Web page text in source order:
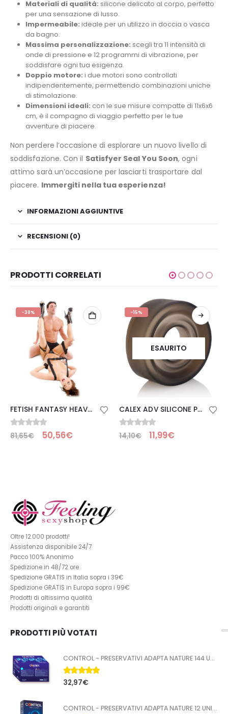
Materiali di qualità: silicone delicato al corpo, perfetto
per una sensazione di lusso.
Impermeabile: ideale per un utilizzo in doccia o vasca
da bagno.
Massima personalizzazione: scegli tra 11 intensità di
onde di pressione e 12 programmi di vibrazione, per
soddisfare ogni tua esigenza.
Doppio motore: i due motori sono controllati
indipendentemente, permettendo combinazioni uniche
di stimolazione.
Dimensioni ideali: con le sue misure compatte di 11x6x6
cm, è il compagno di viaggio perfetto per le tue
avventure di piacere.
Non perdere l’occasione di esplorare un nuovo livello di
soddisfazione. Con il Satisfyer Seal You Soon, ogni
attimo sarà un’occasione per lasciarti trasportare dal
piacere. Immergiti nella tua esperienza!
INFORMAZIONI AGGIUNTIVE
RECENSIONI (0)
PRODOTTI CORRELATI
-38%
FETISH FANTASY HEAVY DUTY POSITION MASTER
0Su 5
81,65€ 50,56€
-15%
ESAURITO
CALEX ADV SILICONE PUMP SLEEVE NERO
0Su 5
14,10€ 11,99€
Oltre 12.000 prodotti!
Assistenza disponibile 24/7
Pacco 100% Anonimo
Spedizione in 48/72 ore
Spedizione GRATIS in Italia sopra i 39€
Spedizione GRATIS in Europa sopra i 99€
Prodotti di altissima qualità
Prodotti originali e garantiti
PRODOTTI PIÙ VOTATI
CONTROL - PRESERVATIVI ADAPTA NATURE 144 UNITÀ
5.00Su 5
32,97€
CONTROL - PRESERVATIVI ADAPTA NATURE 12 UNITÀ